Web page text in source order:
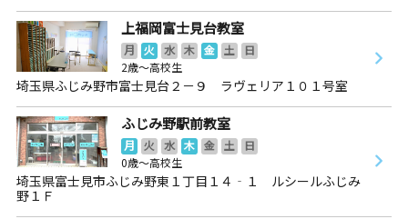
上福岡富士見台教室
月 火 水 木 金 土
日
2歳～高校生
埼玉県ふじみ野市富士見台２－９ ラヴェリア１０１号室
ふじみ野駅前教室
月 火 水 木 金 土
日
0歳～高校生
埼玉県富士見市ふじみ野東１丁目１４‐１ ルシールふじみ
野１Ｆ